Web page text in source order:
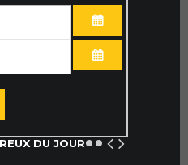
OUVRIR LE
DU JOUR